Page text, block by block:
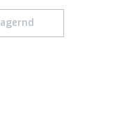
te verhogen of te
in of gebruik de knoppen